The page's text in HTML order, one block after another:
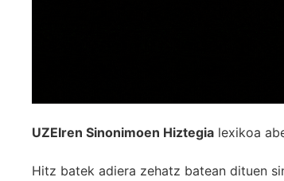
UZEIren Sinonimoen Hiztegia lexikoa
Hitz batek adiera zehatz batean dituen